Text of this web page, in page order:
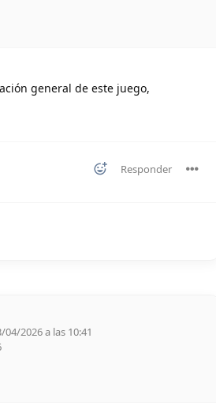
general de este juego,
Responder
2026 a las 10:41